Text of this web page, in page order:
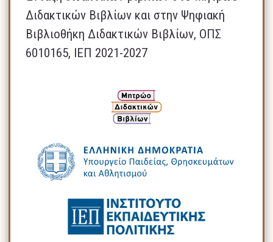
Διδακτικών Βιβλίων και στην Ψηφιακή
Βιβλιοθήκη Διδακτικών Βιβλίων, ΟΠΣ
6010165, ΙΕΠ 2021-2027